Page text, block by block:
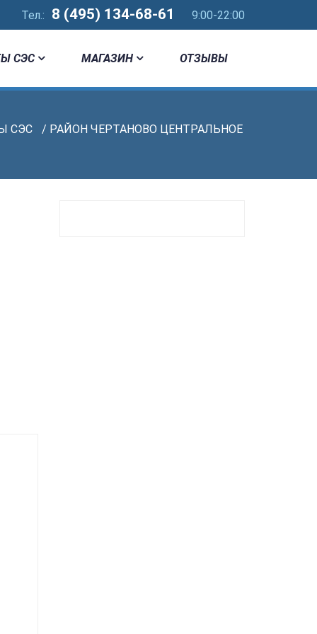
Тел.: 8 (495) 134-68-61 9:00-22:00
СЭС МАГАЗИН ОТЗЫВЫ
СЭС / РАЙОН ЧЕРТАНОВО ЦЕНТРАЛЬНОЕ